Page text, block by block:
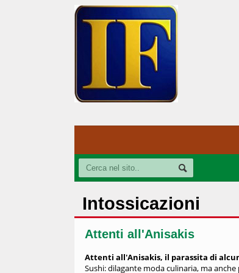
Intossicazioni
Attenti all'Anisakis
Attenti all'Anisakis, il parassita di
Sushi: dilagante moda culinaria, ma